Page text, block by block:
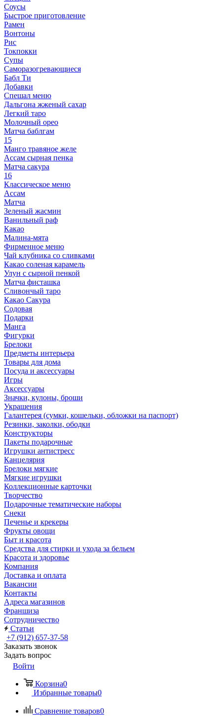
Соусы
Быстрое приготовление
Рамен
Вонтоны
Рис
Токпокки
Супы
Саморазогревающиеся
Бабл Ти
Добавки
Спешал меню
Дальгона жженый сахар
Легкий таро
Молочный орео
Матча баблгам
15
Манго травяное желе
Ассам сырная пенка
Матча сакура
16
Классическое меню
Ассам
Матча
Зеленый жасмин
Ванильный раф
Какао
Малина-мята
Фирменное меню
Чай клубника со сливками
Какао соленая карамель
Улун с сырной пенкой
Матча фисташка
Сливончый таро
Какао Сакура
Содовая
Подарки
Манга
Фигурки
Брелоки
Предметы интерьера
Товары для дома
Посуда и аксессуары
Игры
Аксессуары
Значки, кулоны, броши
Украшения
Галантерея (сумки, кошельки, обложки на паспорт)
Резинки, заколки, ободки
Конструкторы
Пакеты подарочные
Игрушки антистресс
Канцелярия
Брелоки мягкие
Мягкие игрушки
Коллекционные карточки
Творчество
Подарочные тематические наборы
Снеки
Печенье и крекеры
Фрукты овощи
Быт и красота
Средства для стирки и ухода за бельем
Красота и здоровье
Компания
Доставка и оплата
Вакансии
Контакты
Адреса магазинов
Франшиза
Сотрудничество
Статьи
+7 (912) 657-37-58
Заказать звонок
Задать вопрос
Войти
Корзина0
Избранные товары0
Сравнение товаров0